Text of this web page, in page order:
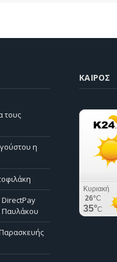
τους
η
DirectPay
Παυλάκου
Παρασκευής
ΚΑΙΡΌΣ